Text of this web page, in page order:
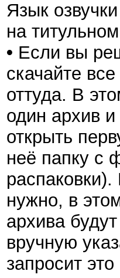
Язык
на
• Если вы
скачайте
оттуда. В
один архив
открыть
неё папку с
нужно, в
архива
вручную
запросит